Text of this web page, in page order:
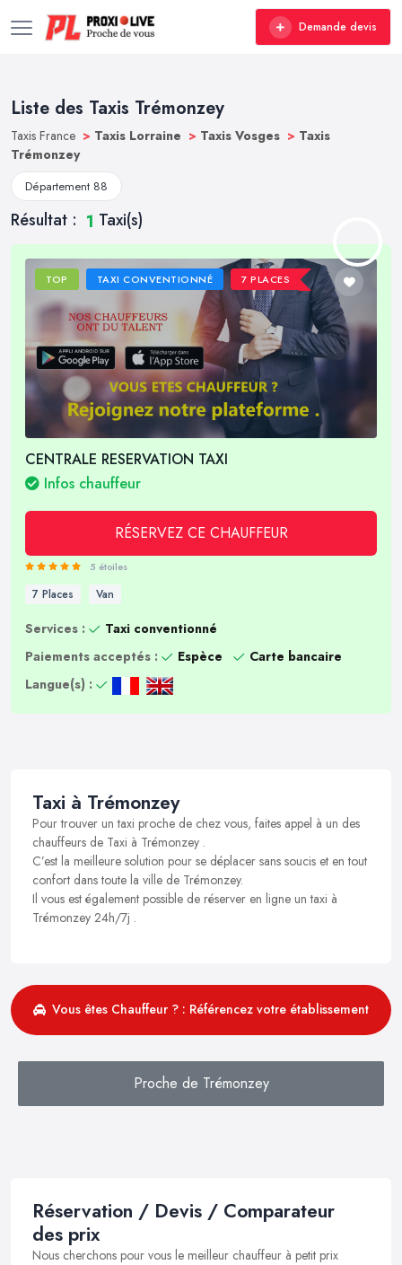
Demande devis
Liste des Taxis Trémonzey
Taxis France > Taxis Lorraine > Taxis Vosges > Taxis
Trémonzey
Département 88
Résultat : 1 Taxi(s)
TOP TAXI CONVENTIONNÉ 7 PLACES
CENTRALE RESERVATION TAXI
Infos chauffeur
RÉSERVEZ CE CHAUFFEUR
5 étoiles
7 Places Van
Services :
Taxi conventionné
Paiements acceptés :
Espèce
Carte bancaire
Langue(s) :
Taxi à Trémonzey
Pour trouver un taxi proche de chez vous, faites appel à un des
chauffeurs de Taxi à Trémonzey .
C’est la meilleure solution pour se déplacer sans soucis et en tout
confort dans toute la ville de Trémonzey.
Il vous est également possible de réserver en ligne un taxi à
Trémonzey 24h/7j .
Vous êtes Chauffeur ? : Référencez votre établissement
Proche de Trémonzey
Réservation / Devis / Comparateur
des prix
Nous cherchons pour vous le meilleur chauffeur à petit prix